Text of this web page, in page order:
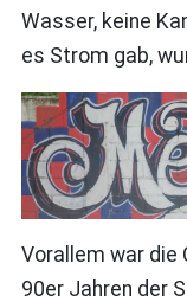
Wasser, keine
es Strom gab,
Vorallem war die
90er Jahren der